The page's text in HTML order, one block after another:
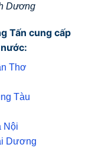
Dương
Tấn cung cấp
Thơ
Tàu
Nội
Dương